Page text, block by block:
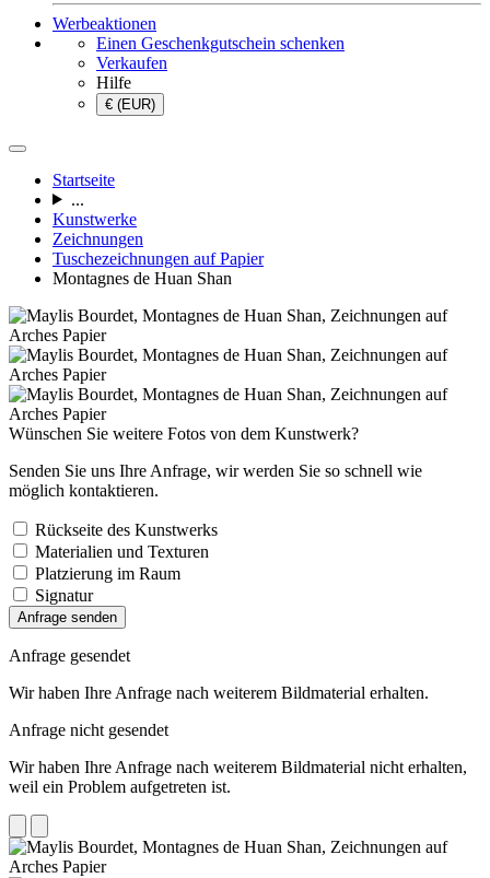
Werbeaktionen
Einen Geschenkgutschein schenken
Verkaufen
Hilfe
€ (EUR)
Startseite
...
Kunstwerke
Zeichnungen
Tuschezeichnungen auf Papier
Montagnes de Huan Shan
Wünschen Sie weitere Fotos von dem Kunstwerk?
Senden Sie uns Ihre Anfrage, wir werden Sie so schnell wie
möglich kontaktieren.
Rückseite des Kunstwerks
Materialien und Texturen
Platzierung im Raum
Signatur
Anfrage senden
Anfrage gesendet
Wir haben Ihre Anfrage nach weiterem Bildmaterial erhalten.
Anfrage nicht gesendet
Wir haben Ihre Anfrage nach weiterem Bildmaterial nicht erhalten,
weil ein Problem aufgetreten ist.